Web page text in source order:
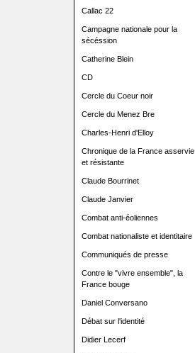
Callac 22
Campagne nationale pour la
sécéssion
Catherine Blein
CD
Cercle du Coeur noir
Cercle du Menez Bre
Charles-Henri d'Elloy
Chronique de la France asservie
et résistante
Claude Bourrinet
Claude Janvier
Combat anti-éoliennes
Combat nationaliste et identitaire
Communiqués de presse
Contre le "vivre ensemble", la
France bouge
Daniel Conversano
Débat sur l'identité
Didier Lecerf